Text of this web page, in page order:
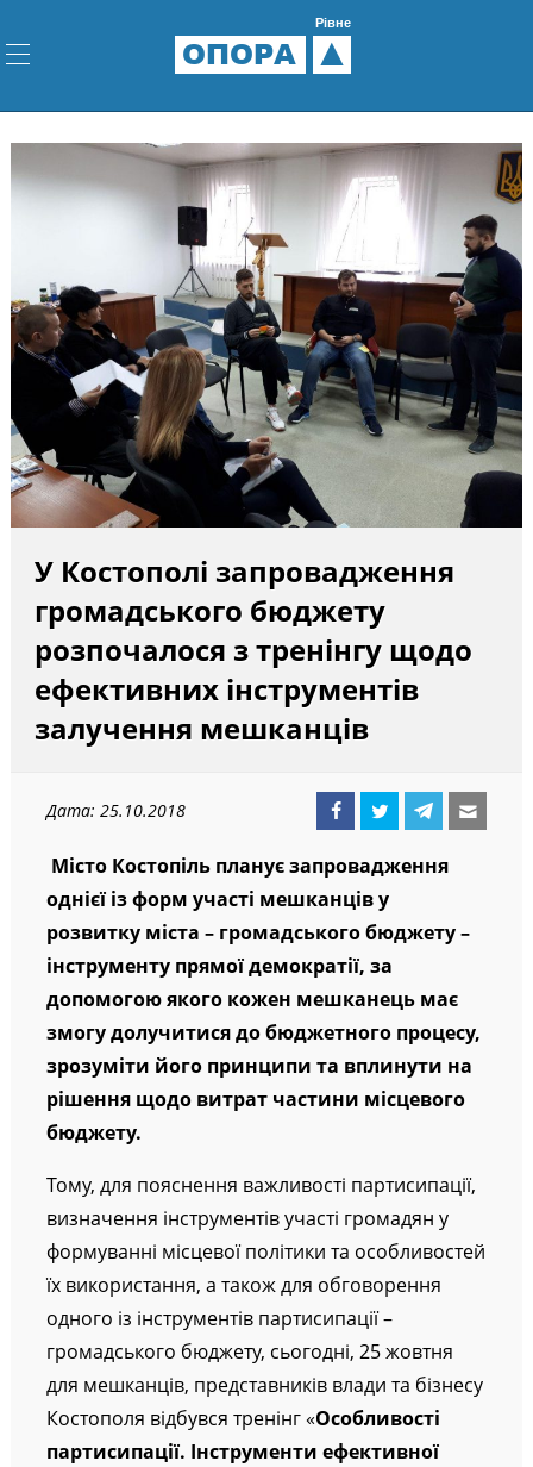
ОПОРА
Рівне
У Костополі запровадження
громадського бюджету
розпочалося з тренінгу щодо
ефективних інструментів
залучення мешканців
Дата: 25.10.2018
Місто Костопіль планує запровадження
однієї із форм участі мешканців у
розвитку міста – громадського бюджету –
інструменту прямої демократії, за
допомогою якого кожен мешканець має
змогу долучитися до бюджетного процесу,
зрозуміти його принципи та вплинути на
рішення щодо витрат частини місцевого
бюджету.
Тому, для пояснення важливості партисипації,
визначення інструментів участі громадян у
формуванні місцевої політики та особливостей
їх використання, а також для обговорення
одного із інструментів партисипації –
громадського бюджету, сьогодні, 25 жовтня
для мешканців, представників влади та бізнесу
Костополя відбувся тренінг «Особливості
партисипації. Інструменти ефективної